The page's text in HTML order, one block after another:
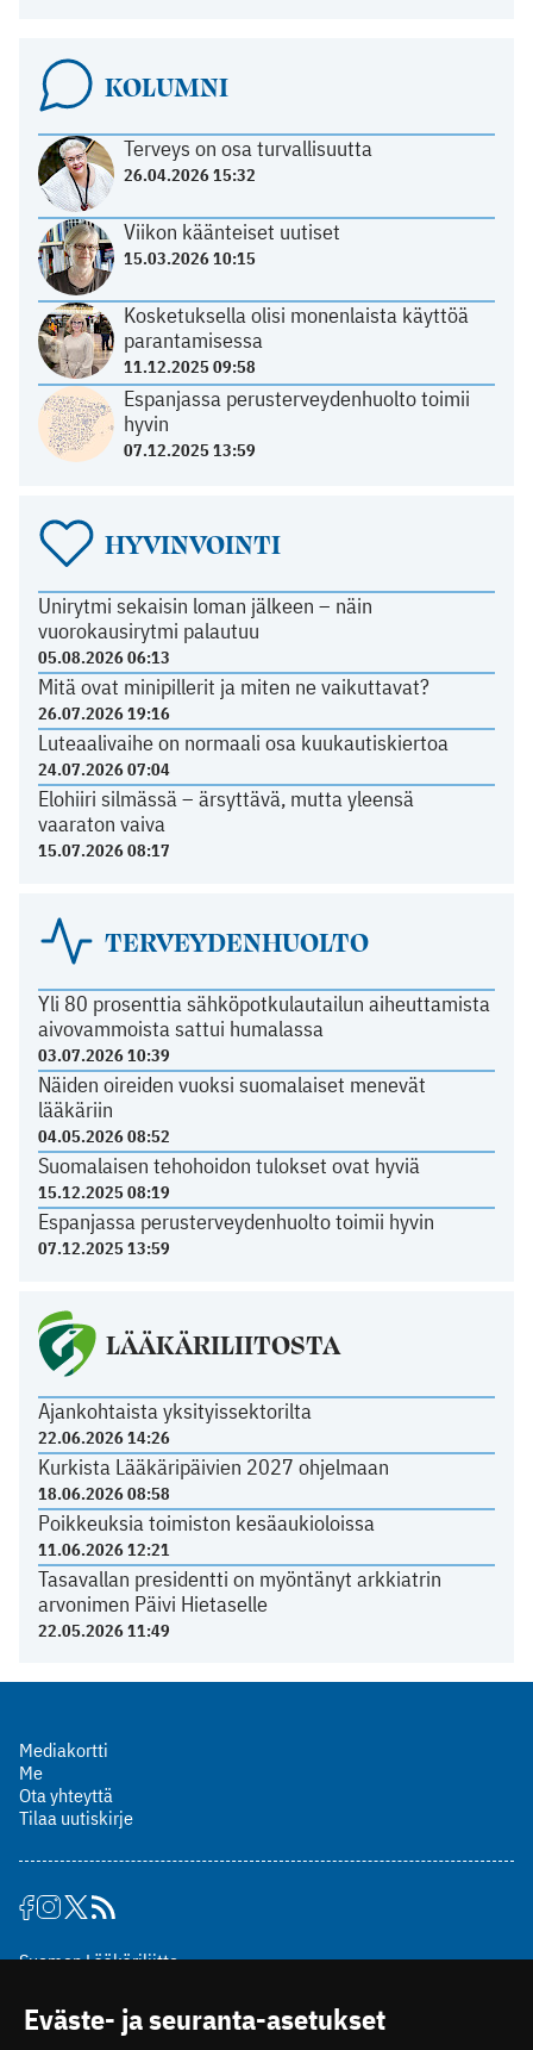
KOLUMNI
Terveys on osa turvallisuutta
26.04.2026 15:32
Viikon käänteiset uutiset
15.03.2026 10:15
Kosketuksella olisi monenlaista käyttöä
parantamisessa
11.12.2025 09:58
Espanjassa perusterveydenhuolto toimii
hyvin
07.12.2025 13:59
HYVINVOINTI
Unirytmi sekaisin loman jälkeen – näin
vuorokausirytmi palautuu
05.08.2026 06:13
Mitä ovat minipillerit ja miten ne vaikuttavat?
26.07.2026 19:16
Luteaalivaihe on normaali osa kuukautiskiertoa
24.07.2026 07:04
Elohiiri silmässä – ärsyttävä, mutta yleensä
vaaraton vaiva
15.07.2026 08:17
TERVEYDENHUOLTO
Yli 80 prosenttia sähköpotkulautailun aiheuttamista
aivovammoista sattui humalassa
03.07.2026 10:39
Näiden oireiden vuoksi suomalaiset menevät
lääkäriin
04.05.2026 08:52
Suomalaisen tehohoidon tulokset ovat hyviä
15.12.2025 08:19
Espanjassa perusterveydenhuolto toimii hyvin
07.12.2025 13:59
LÄÄKÄRILIITOSTA
Ajankohtaista yksityissektorilta
22.06.2026 14:26
Kurkista Lääkäripäivien 2027 ohjelmaan
18.06.2026 08:58
Poikkeuksia toimiston kesäaukioloissa
11.06.2026 12:21
Tasavallan presidentti on myöntänyt arkkiatrin
arvonimen Päivi Hietaselle
22.05.2026 11:49
Mediakortti
Me
Ota yhteyttä
Tilaa uutiskirje
Suomen Lääkäriliitto
00510 Helsinki
puh. (09) 393 091
Eväste- ja seuranta-asetukset